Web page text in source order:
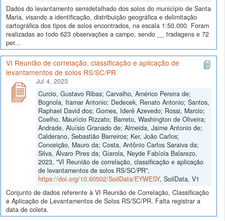
Dados do levantamento semidetalhado dos solos do município de Santa
Maria, visando a identificação, distribuição geográfica e delimitação
cartográfica dos tipos de solos encontrados, na escala 1:50.000. Foram
realizadas ao todo 623 observações a campo, sendo __ tradagens e 72
per...
VI Reunião de correlação, classificação e aplicação de
levantamentos de solos RS/SC/PR
Jul 4, 2023
Curcio, Gustavo Ribas; Carvalho, Américo Pereira de;
Bognola, Itamar Antonio; Dedecek, Renato Antonio; Santos,
Raphael David dos; Gomes, Iderê Azevedo; Rossi, Marcio;
Coelho, Maurício Rizzato; Barreto, Washington de Oliveira;
Andrade, Aluísio Granado de; Almeida, Jaime Antonio de;
Calderano, Sebastião Barreiros; Ker, João Carlos;
Conceição, Mauro da; Costa, Antônio Carlos Saraiva da;
Silva, Álvaro Pires da; Giarola, Neyde Fabíola Balarezo,
2023, "VI Reunião de correlação, classificação e aplicação
de levantamentos de solos RS/SC/PR",
https://doi.org/10.60502/SoilData/EYWESY, SoilData, V1
Conjunto de dados referente à VI Reunião de Correlação, Classificação
e Aplicação de Levantamentos de Solos RS/SC/PR. Falta registrar a
data de coleta.